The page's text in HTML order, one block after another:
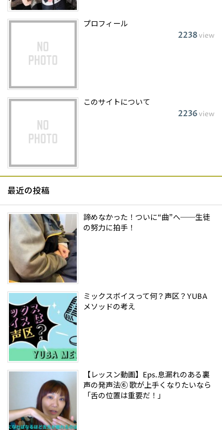
プロフィール
2238view
このサイトについて
2236view
最近の投稿
諦めなかった！ついに“曲”へ──生徒
の努力に拍手！
ミックスボイスって何？声区？YUBA
メソッドの考え
【レッスン動画】Eps.息漏れのある裏
声の発声法⑥ 歌が上手くなりたいなら
「舌の位置は重要だ！」